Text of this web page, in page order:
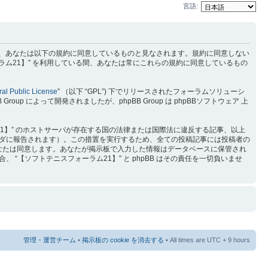
言語:
あなたは以下の規約に同意しているものと見なされます。規約に同意しない
21】” を利用している間、あなたは常にこれらの規約に同意しているもの
Public License” （以下 “GPL”) 下でリリースされたフォーラムソリューシ
によって開発されましたが、phpBB Group は phpBBソフトウェア 上
” のホストサーバが存在する国の法律または国際法に違反する記事、以上
報告されます）。この措置を実行するため、全ての投稿記事には投稿者の
は同意します。あなたが掲示板で入力した情報はデータベースに保管され
“【ソフトテニスフォーラム21】” と phpBB はその責任を一切負いませ
管理・運営チーム • 掲示板の cookie を消去する • All times are UTC + 9 hours